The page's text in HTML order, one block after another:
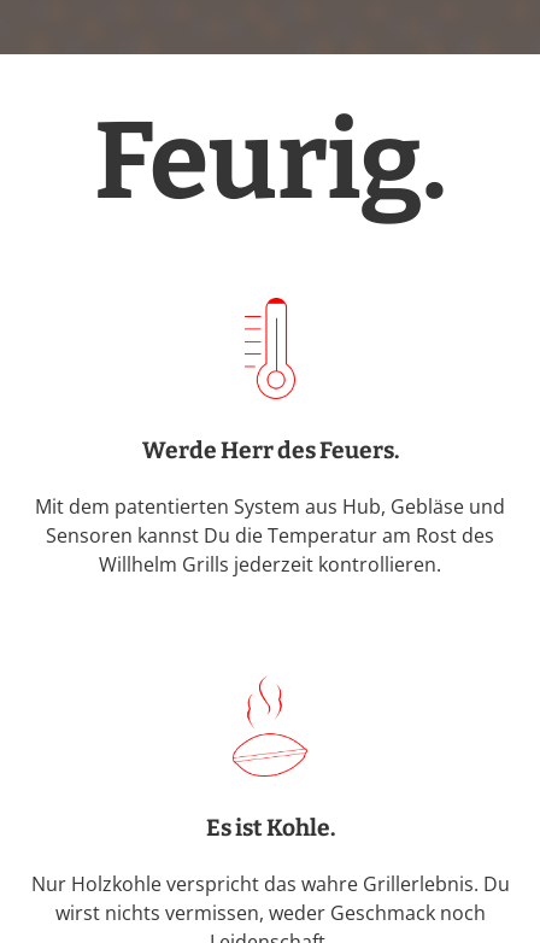
Feurig.
Werde Herr des Feuers.
Mit dem patentierten System aus Hub, Gebläse und
Sensoren kannst Du die Temperatur am Rost des
Willhelm Grills jederzeit kontrollieren.
Es ist Kohle.
Nur Holzkohle verspricht das wahre Grillerlebnis. Du
wirst nichts vermissen, weder Geschmack noch